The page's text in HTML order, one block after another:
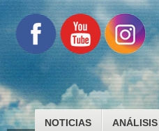
NOTICIAS ANÁLISIS